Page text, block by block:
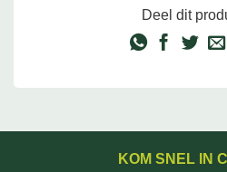
Deel dit
KOM SNEL IN